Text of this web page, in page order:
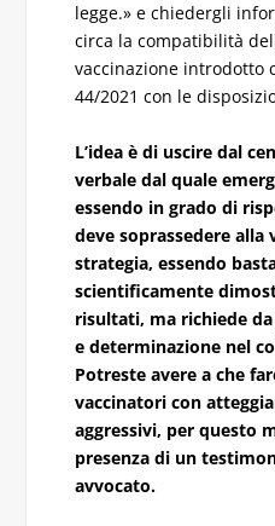
legge.» e chiedergli
circa la compatibilità
vaccinazione introdotto
44/2021 con le
L’idea è di uscire dal
verbale dal quale
essendo in grado di
deve soprassedere alla
strategia, essendo
scientificamente
risultati, ma richiede
e determinazione nel
Potreste avere a che
vaccinatori con
aggressivi, per questo
presenza di un
avvocato.